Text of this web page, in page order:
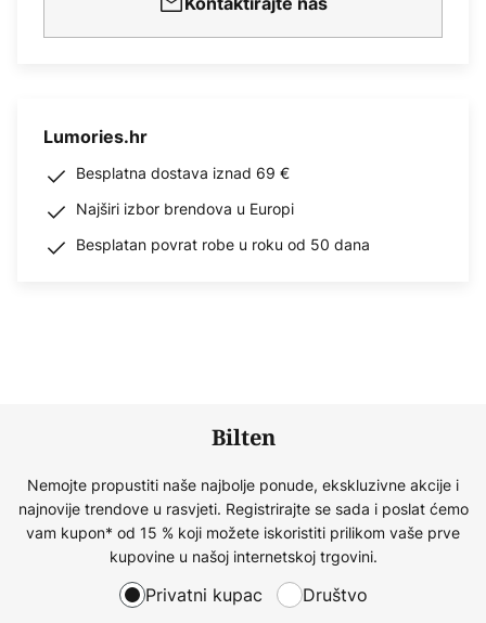
Lumories.hr
Besplatna dostava iznad 69 €
Najširi izbor brendova u Europi
Besplatan povrat robe u roku od 50 dana
Bilten
Nemojte propustiti naše najbolje ponude, ekskluzivne akcije i
najnovije trendove u rasvjeti. Registrirajte se sada i poslat ćemo
vam kupon* od 15 % koji možete iskoristiti prilikom vaše prve
kupovine u našoj internetskoj trgovini.
Privatni kupac Društvo